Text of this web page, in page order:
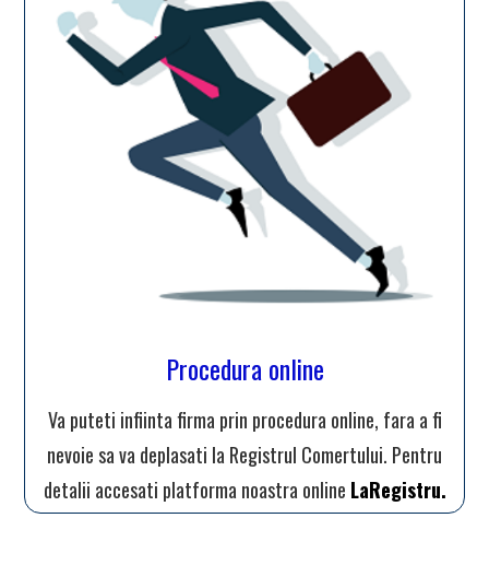
Procedura online
Va puteti infiinta firma prin procedura online, fara a fi
nevoie sa va deplasati la Registrul Comertului. Pentru
detalii accesati platforma noastra online LaRegistru.